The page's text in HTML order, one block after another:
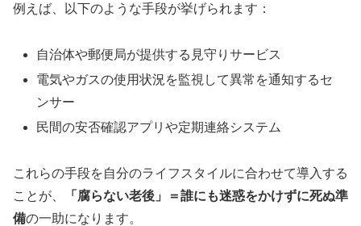
例えば、以下のような手段が挙げられます：
自治体や郵便局が提供する見守りサービス
電気やガスの使用状況を監視して異常を通知するセ
ンサー
民間の安否確認アプリや定期連絡システム
これらの手段を自分のライフスタイルに合わせて導入する
ことが、
「腐らない老後」＝誰にも迷惑をかけずに死ぬ準
備の一助になります。